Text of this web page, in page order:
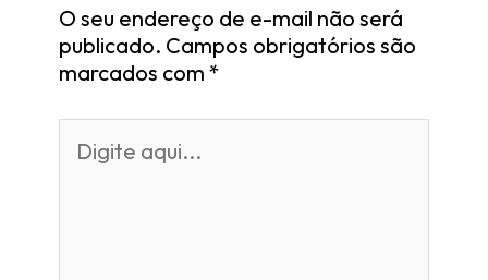
O seu endereço de e-mail não será
publicado. Campos obrigatórios são
marcados com *